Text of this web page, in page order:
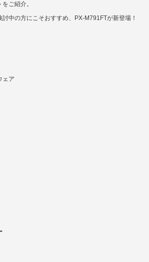
ご紹介。
中の方にこそおすすめ、PX-M791FTが新登場！
ェア